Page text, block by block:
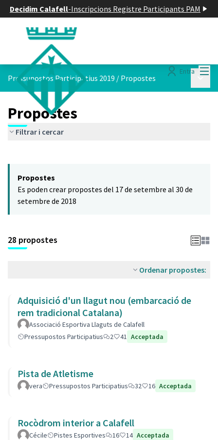
Decidim Calafell-Inscripcions Registre Participants PAM
Entra
Pressupostos Participatius 2019 / Propostes
Propostes
Filtrar i cercar
−
Propostes
Es poden crear propostes del 17 de setembre al 30 de
setembre de 2018
28 propostes
Ordenar propostes:
Adquisició d'un llagut nou (embarcació de
rem tradicional Catalana)
Associació Esportiva Llaguts de Calafell
Pressupostos Participatius
2 41 Acceptada
Pista de Atletisme
vera Pressupostos Participatius 32 16 Acceptada
Rocòdrom interior a Calafell
Cécile Pistes Esportives 16 14 Acceptada